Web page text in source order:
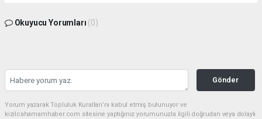
Okuyucu Yorumları (0)
Gönder
Yorum yazarak Topluluk Kuralları’nı kabul etmiş bulunuyor ve
kizilcahamamhaber.com sitesine yaptığınız yorumunuzla ilgili doğrudan veya dolaylı